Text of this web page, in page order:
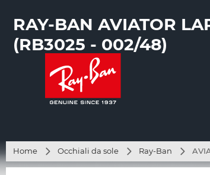
RAY-BAN AVIATOR
(RB3025 - 002/48)
Home Occhiali da sole Ray-Ban